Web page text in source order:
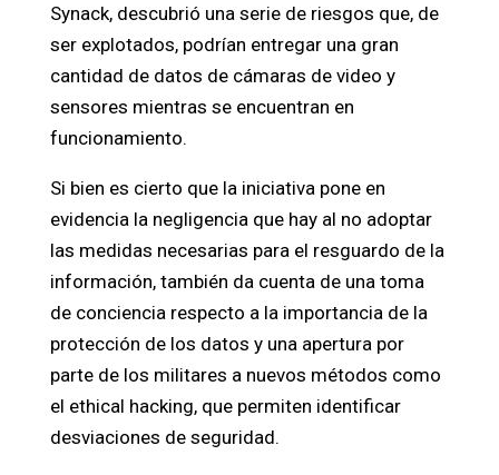
Synack, descubrió una serie de riesgos que, de
ser explotados, podrían entregar una gran
cantidad de datos de cámaras de video y
sensores mientras se encuentran en
funcionamiento.
Si bien es cierto que la iniciativa pone en
evidencia la negligencia que hay al no adoptar
las medidas necesarias para el resguardo de la
información, también da cuenta de una toma
de conciencia respecto a la importancia de la
protección de los datos y una apertura por
parte de los militares a nuevos métodos como
el ethical hacking, que permiten identificar
desviaciones de seguridad.